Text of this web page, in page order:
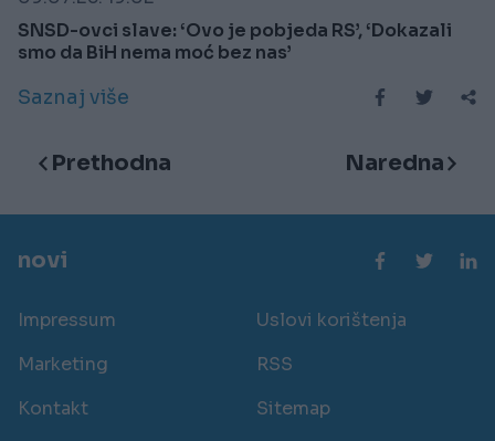
SNSD-ovci slave: ‘Ovo je pobjeda RS’, ‘Dokazali
smo da BiH nema moć bez nas’
Saznaj više
Prethodna Naredna
novi
Impressum
Uslovi korištenja
Marketing
RSS
Kontakt
Sitemap